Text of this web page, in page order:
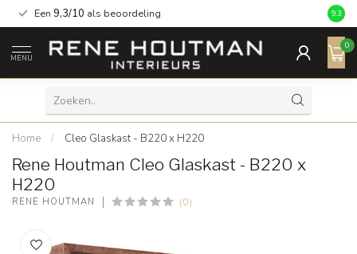
Een 9,3/10 als beoordeling 9.3
MENU
0
Home / Cleo Glaskast - B220 x H220
Rene Houtman Cleo Glaskast - B220 x
H220
RENE HOUTMAN (0)